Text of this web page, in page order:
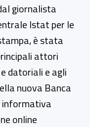
giornalista
Istat per le
è stata
attori
datoriali e agli
nuova Banca
informativa
online